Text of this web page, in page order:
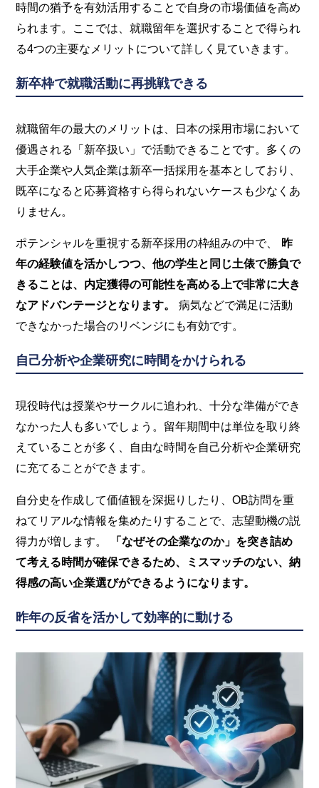
時間の猶予を有効活用することで自身の市場価値を高め
られます。ここでは、就職留年を選択することで得られ
る4つの主要なメリットについて詳しく見ていきます。
新卒枠で就職活動に再挑戦できる
就職留年の最大のメリットは、日本の採用市場において
優遇される「新卒扱い」で活動できることです。多くの
大手企業や人気企業は新卒一括採用を基本としており、
既卒になると応募資格すら得られないケースも少なくあ
りません。
ポテンシャルを重視する新卒採用の枠組みの中で、
昨
年の経験値を活かしつつ、他の学生と同じ土俵で勝負で
きることは、内定獲得の可能性を高める上で非常に大き
なアドバンテージとなります。
病気などで満足に活動
できなかった場合のリベンジにも有効です。
自己分析や企業研究に時間をかけられる
現役時代は授業やサークルに追われ、十分な準備ができ
なかった人も多いでしょう。留年期間中は単位を取り終
えていることが多く、自由な時間を自己分析や企業研究
に充てることができます。
自分史を作成して価値観を深掘りしたり、OB訪問を重
ねてリアルな情報を集めたりすることで、志望動機の説
得力が増します。
「なぜその企業なのか」を突き詰め
て考える時間が確保できるため、ミスマッチのない、納
得感の高い企業選びができるようになります。
昨年の反省を活かして効率的に動ける